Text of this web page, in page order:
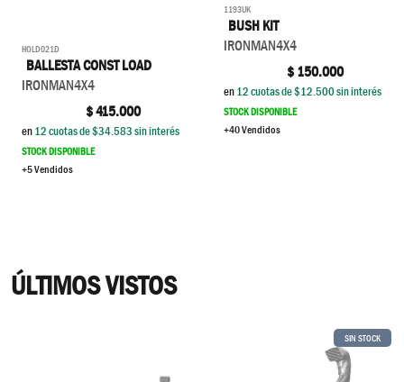
HOLD021D
BALLESTA CONST LOAD
IRONMAN4X4
$415.000
en12cuotas de $34.583sin interés
STOCK DISPONIBLE
+5 Vendidos
1193UK
BUSH KIT
IRONMAN4X4
$150.000
en12cuotas de $12.500sin interés
STOCK DISPONIBLE
+40 Vendidos
ÚLTIMOS VISTOS
SIN STOCK